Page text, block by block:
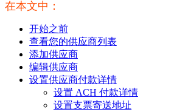
在本文中：
开始之前
查看您的供应商列表
添加供应商
编辑供应商
设置供应商付款详情
设置 ACH 付款详情
设置支票寄送地址